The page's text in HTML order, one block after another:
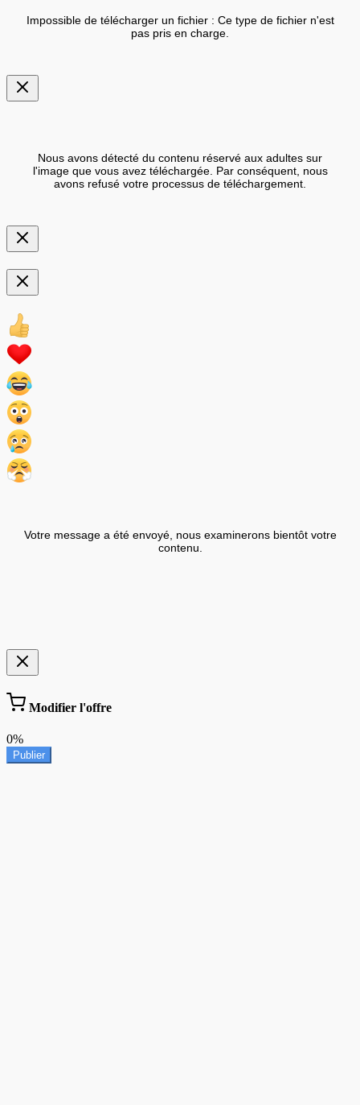
Impossible de télécharger un fichier : Ce type de fichier n'est
pas pris en charge.
Nous avons détecté du contenu réservé aux adultes sur
l'image que vous avez téléchargée. Par conséquent, nous
avons refusé votre processus de téléchargement.
Votre message a été envoyé, nous examinerons bientôt votre
contenu.
Modifier l'offre
0%
Publier